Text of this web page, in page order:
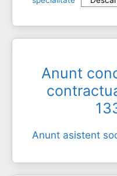
Anunt
Anunt asistent